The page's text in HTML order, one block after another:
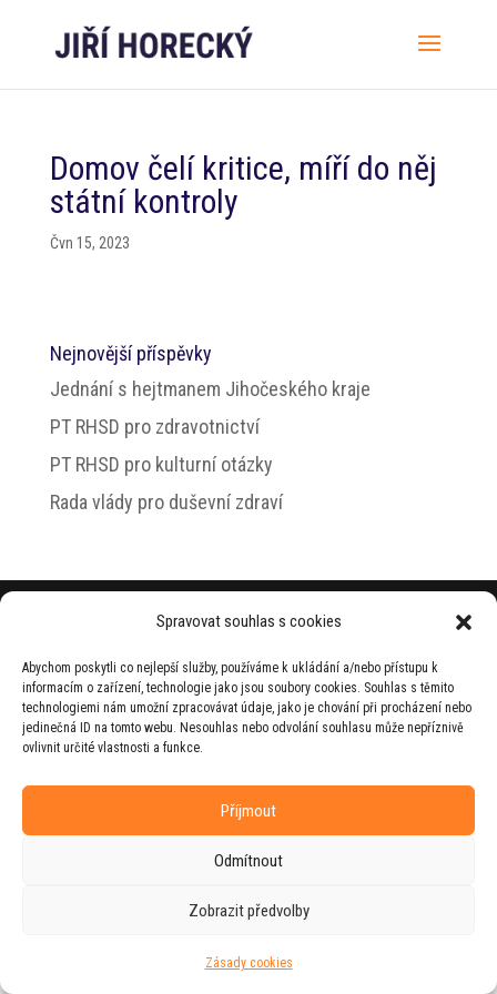
Spravovat souhlas s cookies
Abychom poskytli co nejlepší služby, používáme k ukládání a/nebo přístupu k
informacím o zařízení, technologie jako jsou soubory cookies. Souhlas s těmito
technologiemi nám umožní zpracovávat údaje, jako je chování při procházení nebo
jedinečná ID na tomto webu. Nesouhlas nebo odvolání souhlasu může nepříznivě
ovlivnit určité vlastnosti a funkce.
Příjmout
Odmítnout
Zobrazit předvolby
Zásady cookies
Domov čelí kritice, míří do něj
státní kontroly
Čvn 15, 2023
Nejnovější příspěvky
Jednání s hejtmanem Jihočeského kraje
PT RHSD pro zdravotnictví
PT RHSD pro kulturní otázky
Rada vlády pro duševní zdraví
© 2026 Jiří Horecký – Osobní stránky Jiřího
Web vytvořila firmaRUDIve spolupráci s
agenturouZEST BRAND.